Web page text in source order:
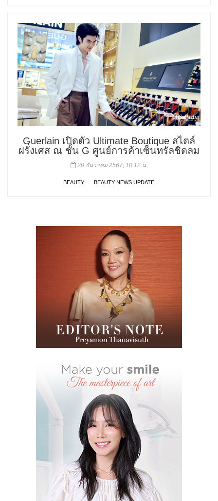
Guerlain เปิดตัว Ultimate Boutique สไตล์
ฝรั่งเศส ณ ชั้น G ศูนย์การค้าเซ็นทรัลชิดลม
20 ธันวาคม 2567, 10:12 น.
BEAUTY BEAUTY NEWS UPDATE